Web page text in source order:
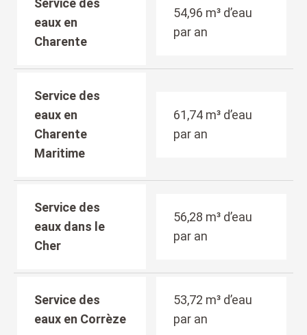
Service des
eaux en
Charente
54,96 m³ d’eau
par an
Service des
eaux en
Charente
Maritime
61,74 m³ d’eau
par an
Service des
eaux dans le
Cher
56,28 m³ d’eau
par an
Service des
eaux en Corrèze
53,72 m³ d’eau
par an